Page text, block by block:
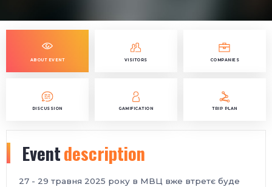
ABOUT EVENT VISITORS COMPANIES
DISCUSSION GAMIFICATION TRIP PLAN
Eventdescription
27 - 29 травня 2025 року в МВЦ вже втретє буде